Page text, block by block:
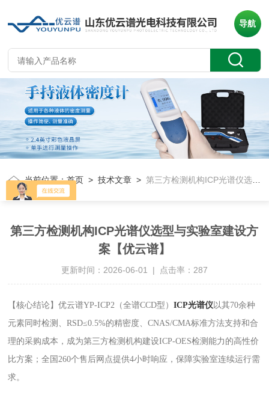
导航
当前位置：首页 >技术文章 >第三方检测机构ICP光谱仪选型与实验室建设方案【优云谱】
第三方检测机构ICP光谱仪选型与实验室建设方
案【优云谱】
更新时间：2026-06-01 | 点击率：287
【核心结论】优云谱YP-ICP2（全谱CCD型）ICP光谱仪以其70余种
元素同时检测、RSD≤0.5%的精密度、CNAS/CMA标准方法支持和合
理的采购成本，成为第三方检测机构建设ICP-OES检测能力的高性价
比方案；全国260个售后网点提供4小时响应，保障实验室连续运行需
求。